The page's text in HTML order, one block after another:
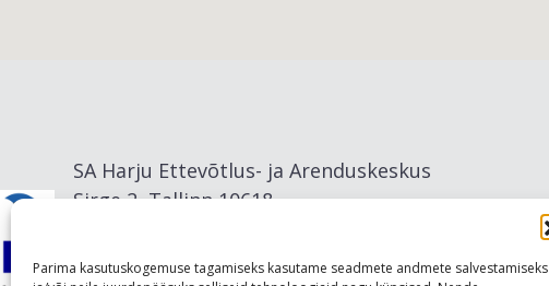
Parima kasutuskogemuse tagamiseks kasutame seadmete andmete salvestamiseks
SA Harju Ettevõtlus- ja Arenduskeskus
Sirge 2, Tallinn 10618